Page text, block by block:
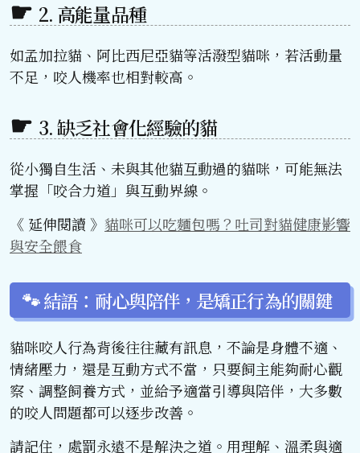
2. 高能量品種
如孟加拉貓、阿比西尼亞貓等活潑型貓咪，若活動量
不足，咬人機率也相對較高。
3. 缺乏社會化經驗的貓
從小獨自生活、未與其他貓互動過的貓咪，可能無法
掌握「咬合力道」與互動界線。
《 延伸閱讀 》 貓咪可以吃麵包嗎？吐司對貓健康影響
與安全餵食
🐾 結語：耐心與陪伴，是矯正行為的關鍵
貓咪咬人行為背後往往藏有訊息，不論是身體不適、
情緒壓力，還是互動方式不當，只要飼主能夠耐心觀
察、調整飼養方式，並給予適當引導與陪伴，大多數
的咬人問題都可以逐步改善。
請記住，處罰永遠不是解決之道。用理解、溫柔與適